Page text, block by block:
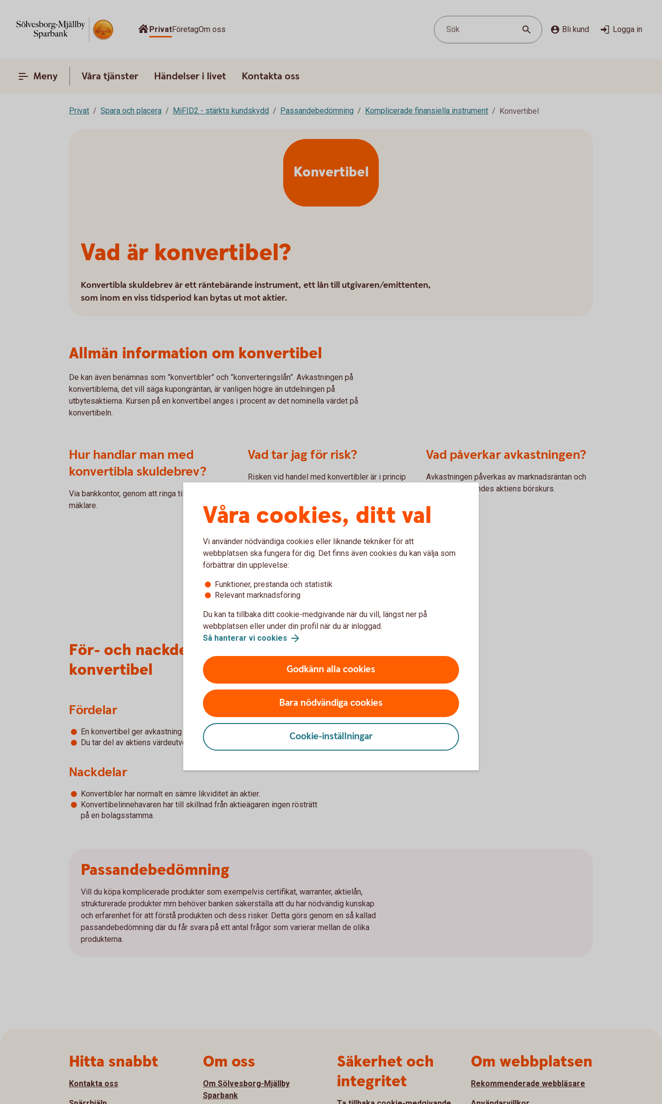
PrivatFöretagOm oss Sök Bli kund Logga in
Meny Våra tjänster Händelser i livet Kontakta oss
Privat Spara och placera MiFID2 - stärkts kundskydd Passandebedömning Komplicerade finansiella instrument Konvertibel
Vad är konvertibel?
Konvertibla skuldebrev är ett räntebärande instrument, ett lån till utgivaren/emittenten,
som inom en viss tidsperiod kan bytas ut mot aktier.
Konvertibel
Allmän information om konvertibel
De kan även benämnas som ”konvertibler” och ”konverteringslån”. Avkastningen på
konvertiblerna, det vill säga kupongräntan, är vanligen högre än utdelningen på
utbytesaktierna. Kursen på en konvertibel anges i procent av det nominella värdet på
konvertibeln.
Hur handlar man med
konvertibla skuldebrev?
Via bankkontor, genom att ringa till oss eller
mäklare.
Vad tar jag för risk?
Risken vid handel med konvertibler är i princip
konvertiblerna ska omvandlas till aktier, kan du
dock inte sälja konvertiblerna under den tiden
vilket kan innebära en viss risk. I vissa
konvertibler kan även likviditeten vara dålig,
likviditetsrisk, det kan bli svårt att köpa eller
sälja vid den tidpunkt du vill. Vid en eventuell
konkurs har innehavaren av konvertibler
företräde framför aktieägare men inte framför
Vad påverkar avkastningen?
Avkastningen påverkas av marknadsräntan och
den underliggandes aktiens börskurs.
För- och nackdelar med
konvertibel
Fördelar
En konvertibel ger avkastning i form av ränta under löptiden.
Du tar del av aktiens värdeutveckling vid en konvertering.
Nackdelar
Konvertibler har normalt en sämre likviditet än aktier.
Konvertibelinnehavaren har till skillnad från aktieägaren ingen rösträtt
på en bolagsstamma.
Passandebedömning
Vill du köpa komplicerade produkter som exempelvis certifikat, warranter, aktielån,
strukturerade produkter mm behöver banken säkerställa att du har nödvändig kunskap
och erfarenhet för att förstå produkten och dess risker. Detta görs genom en så kallad
passandebedömning där du får svara på ett antal frågor som varierar mellan de olika
produkterna.
Våra cookies, ditt val
Vi använder nödvändiga cookies eller liknande tekniker för att
webbplatsen ska fungera för dig. Det finns även cookies du kan välja som
förbättrar din upplevelse:
Funktioner, prestanda och statistik
Relevant marknadsföring
Du kan ta tillbaka ditt cookie-medgivande när du vill, längst ner på
webbplatsen eller under din profil när du är inloggad.
Så hanterar vi cookies
Godkänn alla cookies
Bara nödvändiga cookies
Cookie-inställningar
Hitta snabbt
Kontakta oss
Om oss
Om Sölvesborg-Mjällby
Sparbank
Säkerhet och
integritet
Om webbplatsen
Rekommenderade webbläsare